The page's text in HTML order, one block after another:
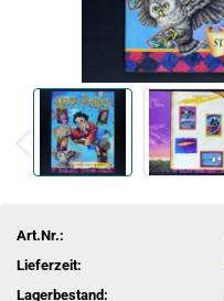
Art.Nr.:
Lieferzeit:
Lagerbestand: